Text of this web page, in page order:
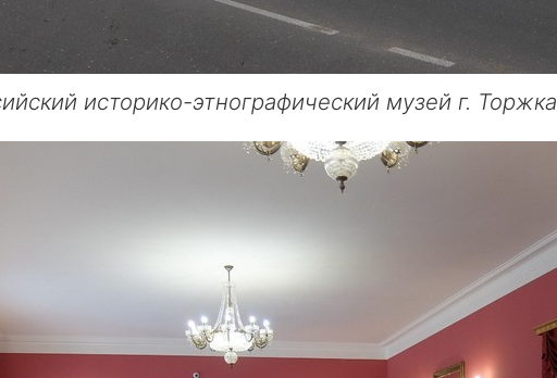
историко-этнографический музей г. Торжка